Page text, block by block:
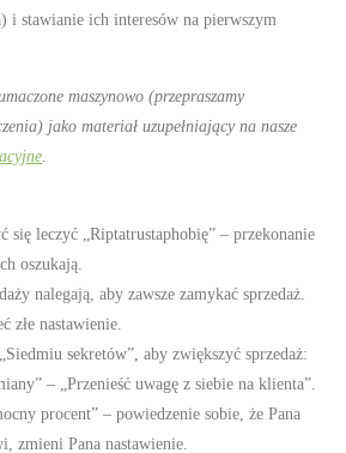
i stawianie ich interesów na pierwszym
maszynowo (przepraszamy
jako materiał uzupełniający na nasze
.
się leczyć „Riptatrustaphobię” – przekonanie
oszukają.
nalegają, aby zawsze zamykać sprzedaż.
złe nastawienie.
sekretów”, aby zwiększyć sprzedaż:
– „Przenieść uwagę z siebie na klienta”.
procent” – powiedzenie sobie, że Pana
zmieni Pana nastawienie.